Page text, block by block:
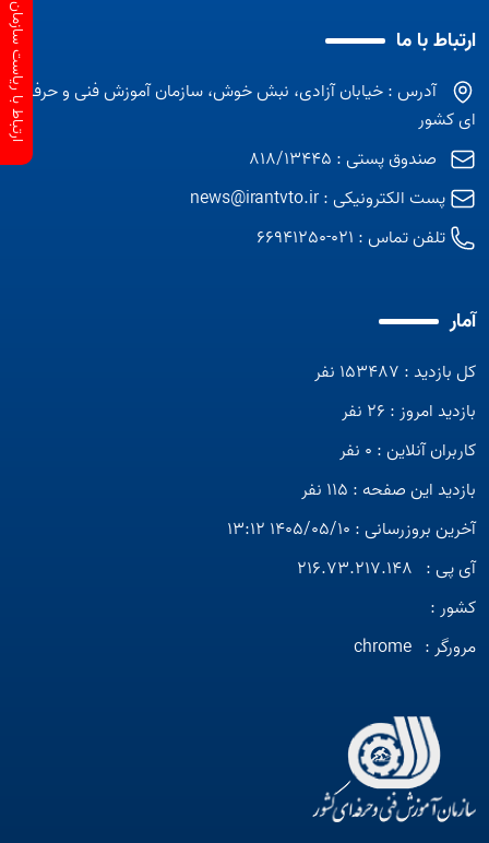
ارتباط با ما
آدرس : خیابان آزادی، نبش خوش، سازمان آموزش فنی و حرفه
ای کشور
صندوق پستی : 818/13445
پست الکترونیکی :news@irantvto.ir
تلفن تماس : 021-66941250
آمار
کل بازدید : 153487 نفر
بازدید امروز : 26 نفر
کاربران آنلاین : 0 نفر
بازدید این صفحه : 115 نفر
آخرین بروزرسانی : 1405/05/10 13:12
آی پی : 216.73.217.148
کشور :
مرورگر : chrome
ارتباط با ریاست سازمان